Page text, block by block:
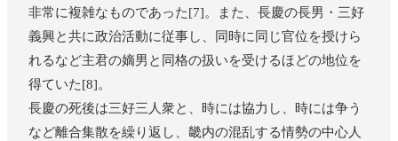
非常に複雑なものであった[7]。また、長慶の長男・三好
義興と共に政治活動に従事し、同時に同じ官位を授けら
れるなど主君の嫡男と同格の扱いを受けるほどの地位を
得ていた[8]。
長慶の死後は三好三人衆と、時には協力し、時には争う
など離合集散を繰り返し、畿内の混乱する情勢の中心人